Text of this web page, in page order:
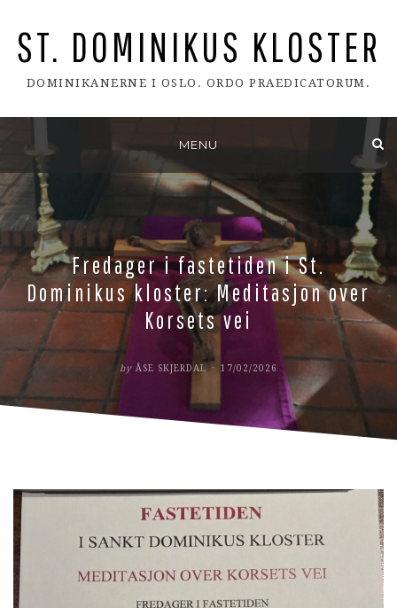
ST. DOMINIKUS KLOSTER
DOMINIKANERNE I OSLO. ORDO PRAEDICATORUM.
content
MENU
Fredager i fastetiden i St.
Dominikus kloster: Meditasjon over
Korsets vei
by ÅSE SKJERDAL
POSTED
17/02/2026